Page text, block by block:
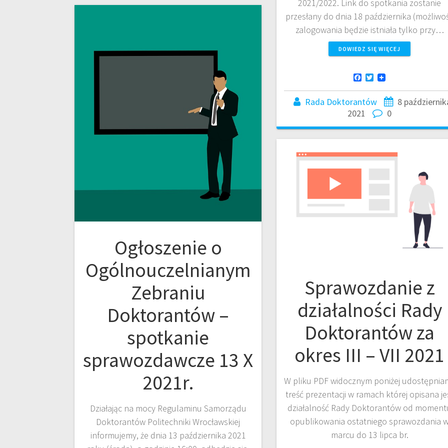
2021/2022. Link do spotkania zostanie
przesłany do dnia 18 października
zalogowania będzie istniała tylko przy…
DOWIEDZ SIĘ WIĘCEJ
F
c
e
b
o
o
k
T
i
t
t
e
r
Rada Doktorantów
8
2021
0
Ogłoszenie o
Ogólnouczelnianym
Zebraniu
Doktorantów –
spotkanie
sprawozdawcze 13 X
2021r.
Działając na mocy Regulaminu Samorządu
Doktorantów Politechniki Wrocławskiej
informujemy, że dnia 13 października 2021
Sprawozdanie z
działalności Rady
Doktorantów za
okres III – VII 2021
W pliku PDF widocznym poniżej
treść prezentacji w ramach której opisana
działalność Rady Doktorantów od
opublikowania ostatniego sprawozdania
marcu do 13 lipca br.